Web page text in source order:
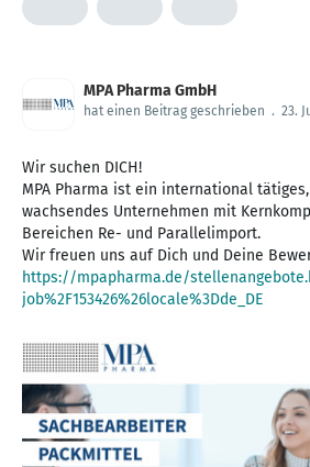
MPA Pharma GmbH
hat einen Beitrag geschrieben . 23.
Wir suchen DICH!
MPA Pharma ist ein international
wachsendes Unternehmen mit
Bereichen Re- und Parallelimport.
https://mpapharma.de/
job%2F153426%26locale%3Dde_DE